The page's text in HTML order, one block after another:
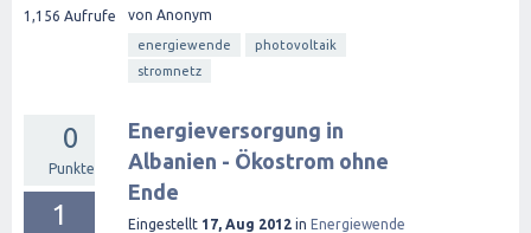
1,156 Aufrufe
von Anonym
energiewende
photovoltaik
stromnetz
0
Punkte
1
Energieversorgung in
Albanien - Ökostrom ohne
Ende
Eingestellt 17, Aug 2012 in Energiewende